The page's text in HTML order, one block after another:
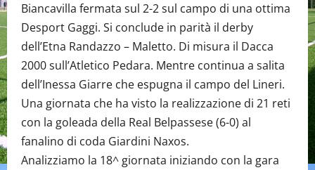
Biancavilla fermata sul 2-2 sul campo di una ottima
Desport Gaggi. Si conclude in parità il derby
dell’Etna Randazzo – Maletto. Di misura il Dacca
2000 sull’Atletico Pedara. Mentre continua a salita
dell’Inessa Giarre che espugna il campo del Lineri.
Una giornata che ha visto la realizzazione di 21 reti
con la goleada della Real Belpassese (6-0) al
fanalino di coda Giardini Naxos.
Analizziamo la 18^ giornata iniziando con la gara